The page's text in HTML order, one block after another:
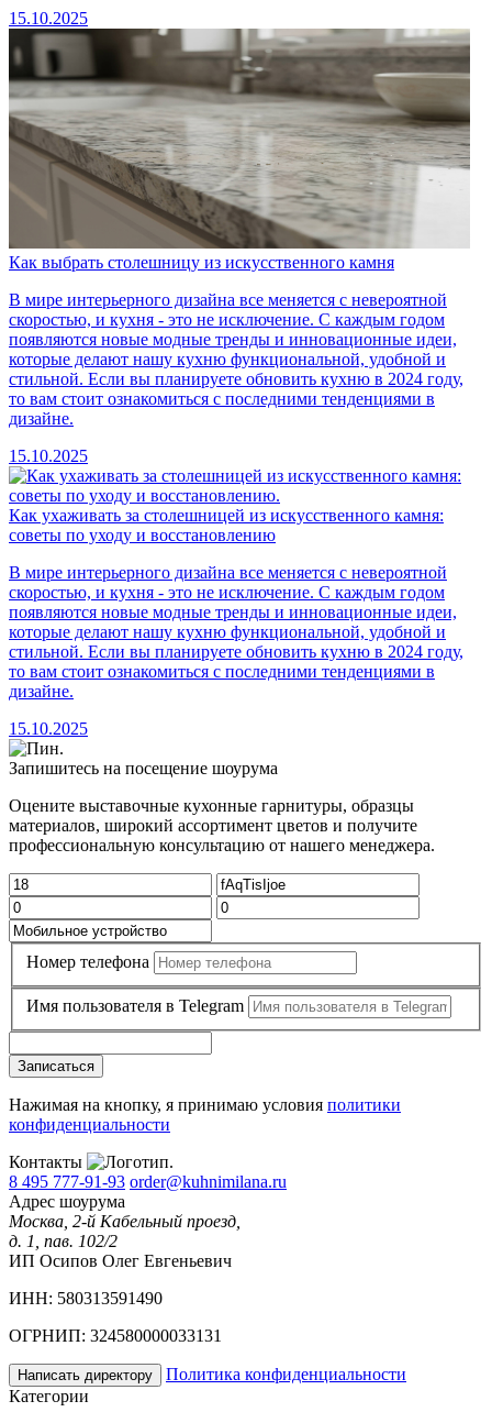
15.10.2025
Как выбрать столешницу из искусственного камня
В мире интерьерного дизайна все меняется с невероятной
скоростью, и кухня - это не исключение. С каждым годом
появляются новые модные тренды и инновационные идеи,
которые делают нашу кухню функциональной, удобной и
стильной. Если вы планируете обновить кухню в 2024 году,
то вам стоит ознакомиться с последними тенденциями в
дизайне.
15.10.2025
Как ухаживать за столешницей из искусственного камня:
советы по уходу и восстановлению
В мире интерьерного дизайна все меняется с невероятной
скоростью, и кухня - это не исключение. С каждым годом
появляются новые модные тренды и инновационные идеи,
которые делают нашу кухню функциональной, удобной и
стильной. Если вы планируете обновить кухню в 2024 году,
то вам стоит ознакомиться с последними тенденциями в
дизайне.
15.10.2025
Запишитесь на посещение шоурума
Оцените выставочные кухонные гарнитуры, образцы
материалов, широкий ассортимент цветов и получите
профессиональную консультацию от нашего менеджера.
Номер телефона
Имя пользователя в Telegram
Записаться
Нажимая на кнопку, я принимаю условия политики
конфиденциальности
Контакты
8 495 777-91-93 order@kuhnimilana.ru
Адрес шоурума
Москва, 2-й Кабельный проезд,
д. 1, пав. 102/2
ИП Осипов Олег Евгеньевич
ИНН: 580313591490
ОГРНИП: 324580000033131
Написать директору
Политика конфиденциальности
Категории